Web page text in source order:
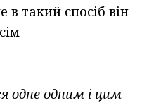
в такий спосіб він
одне одним і цим